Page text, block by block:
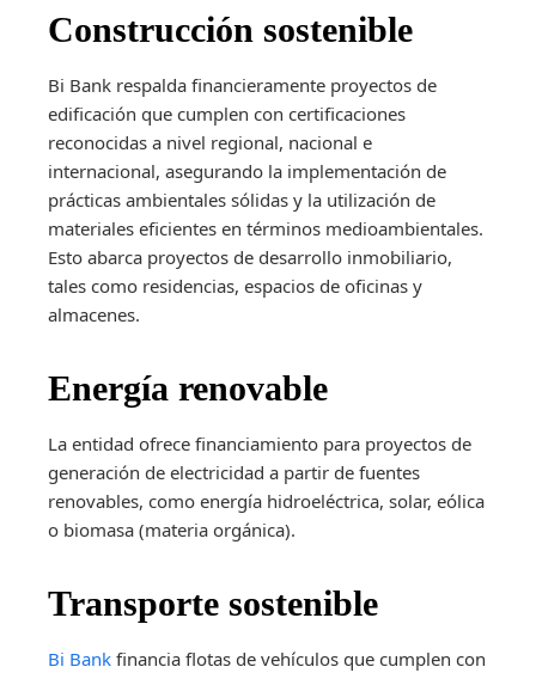
Construcción sostenible
Bi Bank respalda financieramente proyectos de
edificación que cumplen con certificaciones
reconocidas a nivel regional, nacional e
internacional, asegurando la implementación de
prácticas ambientales sólidas y la utilización de
materiales eficientes en términos medioambientales.
Esto abarca proyectos de desarrollo inmobiliario,
tales como residencias, espacios de oficinas y
almacenes.
Energía renovable
La entidad ofrece financiamiento para proyectos de
generación de electricidad a partir de fuentes
renovables, como energía hidroeléctrica, solar, eólica
o biomasa (materia orgánica).
Transporte sostenible
Bi Bank financia flotas de vehículos que cumplen con